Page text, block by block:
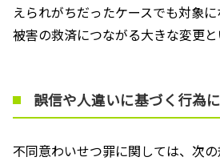
えられがちだったケースでも対象に
被害の救済につながる大きな変更と
誤信や人違いに基づく行為
不同意わいせつ罪に関しては、次